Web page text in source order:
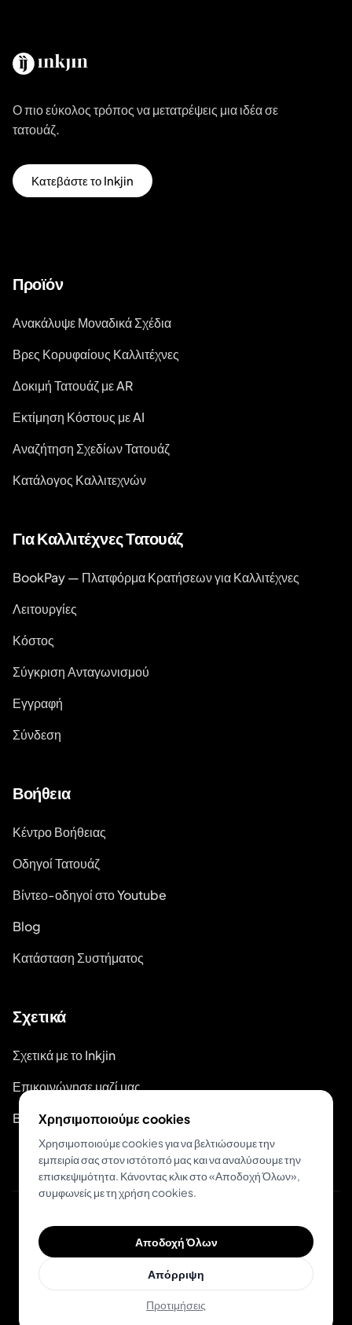
Ο πιο εύκολος τρόπος να μετατρέψεις μια ιδέα σε
τατουάζ.
Κατεβάστε το Inkjin
Προϊόν
Ανακάλυψε Μοναδικά Σχέδια
Βρες Κορυφαίους Καλλιτέχνες
Δοκιμή Τατουάζ με AR
Εκτίμηση Κόστους με AI
Αναζήτηση Σχεδίων Τατουάζ
Κατάλογος Καλλιτεχνών
Για Καλλιτέχνες Τατουάζ
BookPay — Πλατφόρμα Κρατήσεων για Καλλιτέχνες
Λειτουργίες
Κόστος
Σύγκριση Ανταγωνισμού
Εγγραφή
Σύνδεση
Βοήθεια
Κέντρο Βοήθειας
Οδηγοί Τατουάζ
Βίντεο-οδηγοί στο Youtube
Blog
Κατάσταση Συστήματος
Σχετικά
Σχετικά με το Inkjin
Επικοινώνησε μαζί μας
Branding Kit
© 2026 Inkjin
Πολιτική ΑπορρήτουΌροι Χρήσης
Χρησιμοποιούμε cookies
Χρησιμοποιούμε cookies για να βελτιώσουμε την
εμπειρία σας στον ιστότοπό μας και να αναλύσουμε την
επισκεψιμότητα. Κάνοντας κλικ στο «Αποδοχή Όλων»,
συμφωνείς με τη χρήση cookies.
Αποδοχή Όλων
Απόρριψη
Προτιμήσεις